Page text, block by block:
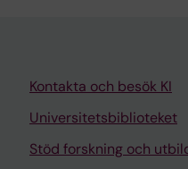
Kontakta och besök KI
Universitetsbiblioteket
Stöd forskning och